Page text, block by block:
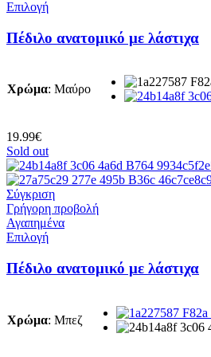
ΕπιλογήΑυτό
προϊόν
έχει
Οι
επιλεγούν
στη
σελίδα
του
προϊόντος
Πέδιλο ανατομικό με λάστιχα
Χρώμα: Μαύρο
19.99€
Sold out
Σύγκριση
Γρήγορη προβολή
Αγαπημένα
ΕπιλογήΑυτό
προϊόν
έχει
Οι
Πέδιλο ανατομικό με λάστιχα
Χρώμα: Μπεζ